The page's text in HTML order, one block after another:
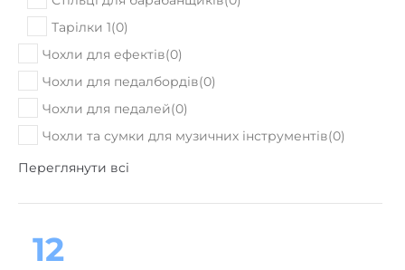
Тарілки 1(0)
Чохли для ефектів(0)
Чохли для педалбордів(0)
Чохли для педалей(0)
Чохли та сумки для музичних інструментів(0)
Переглянути всі
12